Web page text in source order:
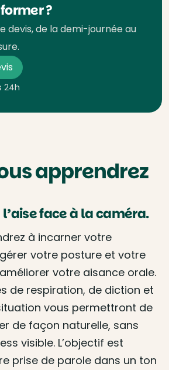
?
devis, de la demi-journée au
24h
apprendrez
face à la caméra.
à incarner votre
votre posture et votre
votre aisance orale.
de respiration, de diction et
vous permettront de
de façon naturelle, sans
visible. L’objectif est
prise de parole dans un ton